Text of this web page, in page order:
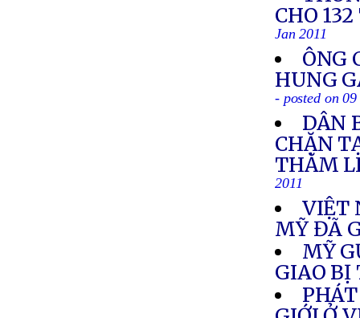
CHO
Jan 2011
ÔNG
HUNG
- posted on
DÂN
CHẶN
THĂM
2011
VIỆT
MỸ ĐÃ
MỸ
GIAO BỊ